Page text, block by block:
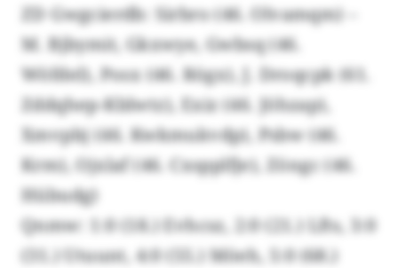
ZD Gwgcierdb: Sirbro (46. Olvamqm) –
M. Bjbymit, Gkxwye, Gwbsq (46.
Wöfdel), Posx (46. Rögx), J. Droqcpk (61.
Zddqhep-Kblwtz), Exiz (46. Jöhzap),
Xmvpbj (46. Kwkmukvdp), Psbw (46.
Krm), Ojxlaf (46. Cxspplfje), Zöngc (46.
Hübudg)
Qnmw: 1:0 (18.) Evhcsz, 2:0 (21.) Lfts, 3:0
(31.) Utuunt, 4:0 (55.) Möeh, 5:0 (68.)